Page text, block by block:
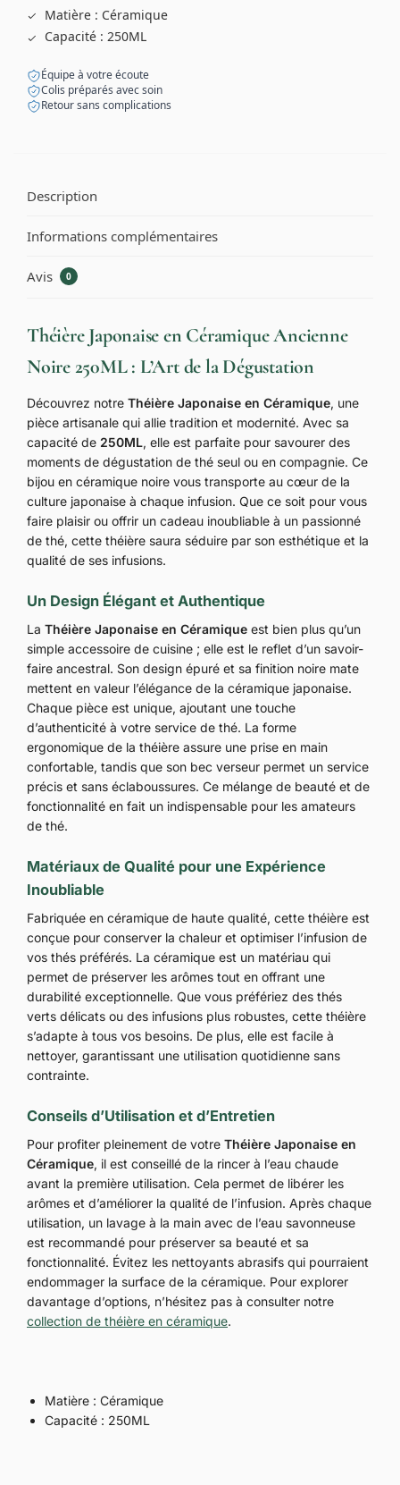
Matière : Céramique
Capacité : 250ML
Équipe à votre écoute
Colis préparés avec soin
Retour sans complications
Description
Informations complémentaires
Avis 0
Théière Japonaise en Céramique Ancienne
Noire 250ML : L’Art de la Dégustation
Découvrez notre Théière Japonaise en Céramique, une
pièce artisanale qui allie tradition et modernité. Avec sa
capacité de 250ML, elle est parfaite pour savourer des
moments de dégustation de thé seul ou en compagnie. Ce
bijou en céramique noire vous transporte au cœur de la
culture japonaise à chaque infusion. Que ce soit pour vous
faire plaisir ou offrir un cadeau inoubliable à un passionné
de thé, cette théière saura séduire par son esthétique et la
qualité de ses infusions.
Un Design Élégant et Authentique
La Théière Japonaise en Céramique est bien plus qu’un
simple accessoire de cuisine ; elle est le reflet d’un savoir-
faire ancestral. Son design épuré et sa finition noire mate
mettent en valeur l’élégance de la céramique japonaise.
Chaque pièce est unique, ajoutant une touche
d’authenticité à votre service de thé. La forme
ergonomique de la théière assure une prise en main
confortable, tandis que son bec verseur permet un service
précis et sans éclaboussures. Ce mélange de beauté et de
fonctionnalité en fait un indispensable pour les amateurs
de thé.
Matériaux de Qualité pour une Expérience
Inoubliable
Fabriquée en céramique de haute qualité, cette théière est
conçue pour conserver la chaleur et optimiser l’infusion de
vos thés préférés. La céramique est un matériau qui
permet de préserver les arômes tout en offrant une
durabilité exceptionnelle. Que vous préfériez des thés
verts délicats ou des infusions plus robustes, cette théière
s’adapte à tous vos besoins. De plus, elle est facile à
nettoyer, garantissant une utilisation quotidienne sans
contrainte.
Conseils d’Utilisation et d’Entretien
Pour profiter pleinement de votre Théière Japonaise en
Céramique, il est conseillé de la rincer à l’eau chaude
avant la première utilisation. Cela permet de libérer les
arômes et d’améliorer la qualité de l’infusion. Après chaque
utilisation, un lavage à la main avec de l’eau savonneuse
est recommandé pour préserver sa beauté et sa
fonctionnalité. Évitez les nettoyants abrasifs qui pourraient
endommager la surface de la céramique. Pour explorer
davantage d’options, n’hésitez pas à consulter notre
collection de théière en céramique.
Matière : Céramique
Capacité : 250ML